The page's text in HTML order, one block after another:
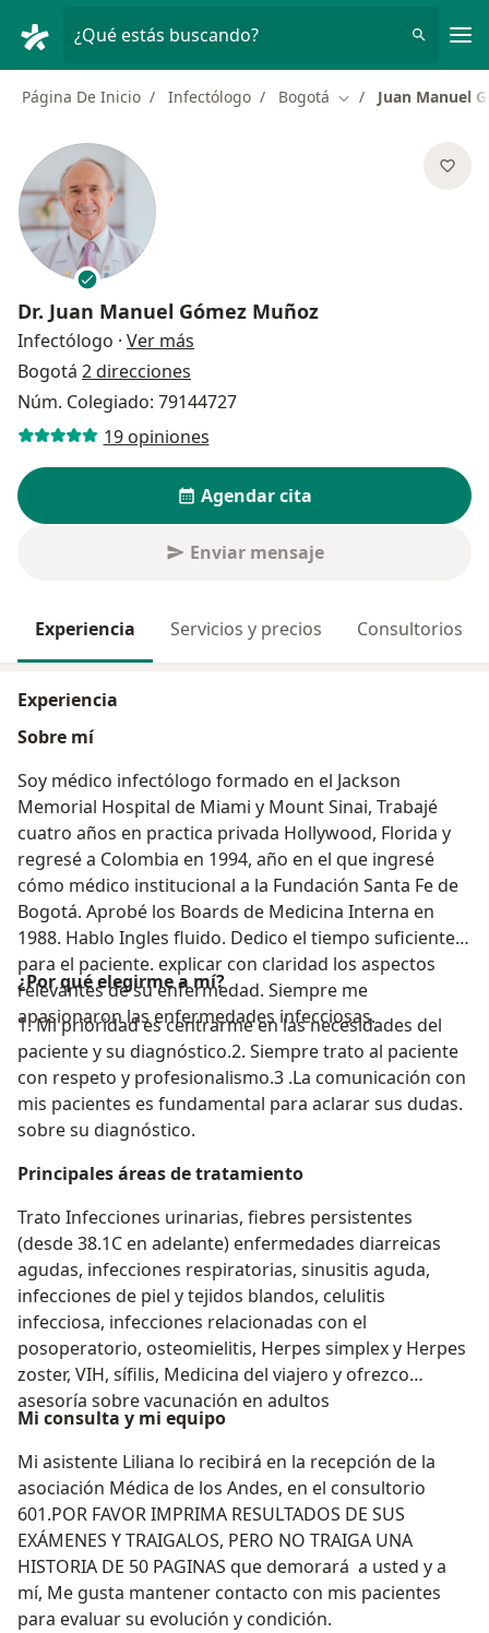
¿Qué estás buscando?
Página De Inicio Infectólogo Bogotá Cambiar de ciudad
Juan Manuel
Dr. Juan Manuel Gómez Muñoz
Infectólogo · Ver más
Bogotá 2 direcciones
Núm. Colegiado: 79144727
19 opiniones
Agendar cita
Enviar mensaje
Experiencia Servicios y precios Consultorios
Experiencia
Sobre mí
Soy médico infectólogo formado en el Jackson
Memorial Hospital de Miami y Mount Sinai, Trabajé
cuatro años en practica privada Hollywood, Florida y
regresé a Colombia en 1994, año en el que ingresé
cómo médico institucional a la Fundación Santa Fe de
Bogotá. Aprobé los Boards de Medicina Interna en
1988. Hablo Ingles fluido. Dedico el tiempo suficiente
para el paciente. explicar con claridad los aspectos
relevantes de su enfermedad. Siempre me
apasionaron las enfermedades infecciosas.
¿Por qué elegirme a mí?
1. Mi prioridad es centrarme en las necesidades del
paciente y su diagnóstico.2. Siempre trato al paciente
con respeto y profesionalismo.3 .La comunicación con
mis pacientes es fundamental para aclarar sus dudas.
sobre su diagnóstico.
Principales áreas de tratamiento
Trato Infecciones urinarias, fiebres persistentes
(desde 38.1C en adelante) enfermedades diarreicas
agudas, infecciones respiratorias, sinusitis aguda,
infecciones de piel y tejidos blandos, celulitis
infecciosa, infecciones relacionadas con el
posoperatorio, osteomielitis, Herpes simplex y Herpes
zoster, VIH, sífilis, Medicina del viajero y ofrezco
asesoría sobre vacunación en adultos
Mi consulta y mi equipo
Mi asistente Liliana lo recibirá en la recepción de la
asociación Médica de los Andes, en el consultorio
601.POR FAVOR IMPRIMA RESULTADOS DE SUS
EXÁMENES Y TRAIGALOS, PERO NO TRAIGA UNA
HISTORIA DE 50 PAGINAS que demorará a usted y a
mí, Me gusta mantener contacto con mis pacientes
para evaluar su evolución y condición.